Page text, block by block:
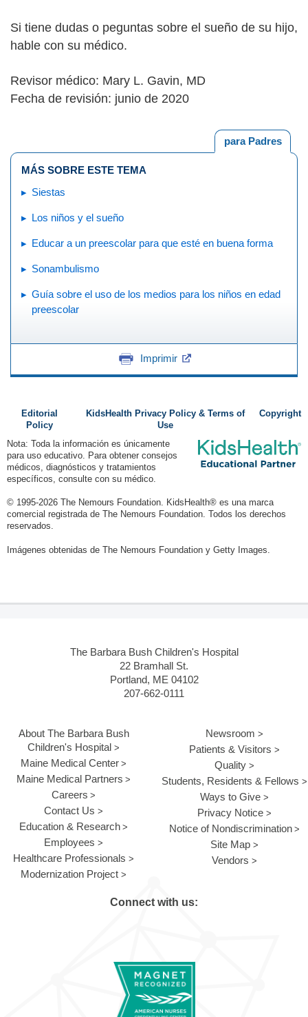
Si tiene dudas o peguntas sobre el sueño de su hijo,
hable con su médico.
Revisor médico: Mary L. Gavin, MD
Fecha de revisión: junio de 2020
para Padres
MÁS SOBRE ESTE TEMA
Siestas
Los niños y el sueño
Educar a un preescolar para que esté en buena forma
Sonambulismo
Guía sobre el uso de los medios para los niños en edad
preescolar
Imprimir
Editorial
Policy
KidsHealth Privacy Policy & Terms of
Use
Copyright
Nota: Toda la información es únicamente
para uso educativo. Para obtener consejos
médicos, diagnósticos y tratamientos
específicos, consulte con su médico.
© 1995-2026 The Nemours Foundation. KidsHealth® es una marca
comercial registrada de The Nemours Foundation. Todos los derechos
reservados.
Imágenes obtenidas de The Nemours Foundation y Getty Images.
The Barbara Bush Children's Hospital
22 Bramhall St.
Portland, ME 04102
207-662-0111
About The Barbara Bush
Children's Hospital
Maine Medical Center
Maine Medical Partners
Careers
Contact Us
Education & Research
Employees
Healthcare Professionals
Modernization Project
Newsroom
Patients & Visitors
Quality
Students, Residents & Fellows
Ways to Give
Privacy Notice
Notice of Nondiscrimination
Site Map
Vendors
Connect with us: